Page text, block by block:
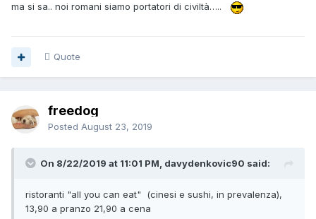
ma si sa.. noi romani siamo portatori di civiltà…..
Quote
freedog
Posted August 23, 2019
On 8/22/2019 at 11:01 PM, davydenkovic90 said:
ristoranti "all you can eat" (cinesi e sushi, in prevalenza),
13,90 a pranzo 21,90 a cena